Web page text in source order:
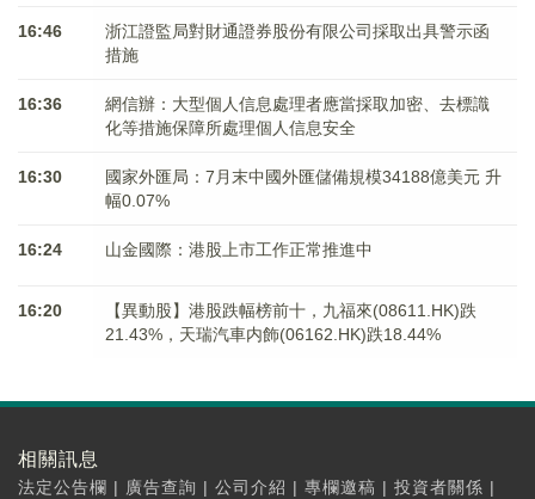
16:46
浙江證監局對財通證券股份有限公司採取出具警示函
措施
16:36
網信辦：大型個人信息處理者應當採取加密、去標識
化等措施保障所處理個人信息安全
16:30
國家外匯局：7月末中國外匯儲備規模34188億美元 升
幅0.07%
16:24 山金國際：港股上市工作正常推進中
16:20
【異動股】港股跌幅榜前十，九福來(08611.HK)跌
21.43%，天瑞汽車内飾(06162.HK)跌18.44%
相關訊息
法定公告欄 | 廣告查詢 | 公司介紹 | 專欄邀稿 | 投資者關係 |